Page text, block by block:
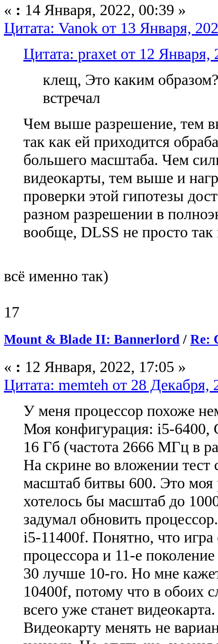
« : 14 Января, 2022, 00:39 »
Цитата: Vanok от 13 Января,
Цитата: praxet от 12 Января,
клещ, Это каким
встречал
Чем выше разрешение, тем
так как ей приходится
большего масштаба. Чем
видеокарты, тем выше и
проверки этой гипотезы
разном разрешении в
вообще, DLSS не просто
всё именно так)
17
Mount & Blade II: Bannerlord / Re:
« : 12 Января, 2022, 17:05 »
Цитата: memteh от 28 Декабря,
У меня процессор похоже
Моя конфигурация: i5-
16 Гб (частота 2666 МГц в
На скрине во вложении тест
масштаб битвы 600. Это моя
хотелось бы масштаб до
задумал обновить
i5-11400f. Понятно, что игра
процессора и 11-е
30 лучше 10-го. Но мне
10400f, потому что в обоих
всего уже станет
Видеокарту менять не